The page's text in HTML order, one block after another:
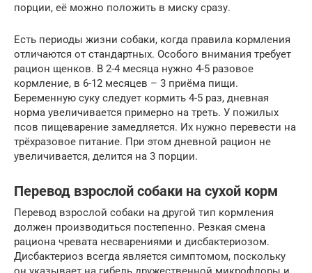
порции, её можно положить в миску сразу.
Есть периоды жизни собаки, когда правила кормления
отличаются от стандартных. Особого внимания требует
рацион щенков. В 2-4 месяца нужно 4-5 разовое
кормление, в 6-12 месяцев – 3 приёма пищи.
Беременную суку следует кормить 4-5 раз, дневная
норма увеличивается примерно на треть. У пожилых
псов пищеварение замедляется. Их нужно перевести на
трёхразовое питание. При этом дневной рацион не
увеличивается, делится на 3 порции.
Перевод взрослой собаки на сухой корм
Перевод взрослой собаки на другой тип кормления
должен производиться постепенно. Резкая смена
рациона чревата несварениями и дисбактериозом.
Дисбактериоз всегда является симптомом, поскольку